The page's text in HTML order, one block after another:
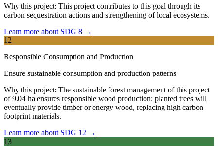
Why this project: This project contributes to this goal through its
carbon sequestration actions and strengthening of local ecosystems.
Learn more about SDG 8 →
12
Responsible Consumption and Production
Ensure sustainable consumption and production patterns
Why this project: The sustainable forest management of this project
of 9.04 ha ensures responsible wood production: planted trees will
eventually provide timber or energy wood, replacing high carbon
footprint materials.
Learn more about SDG 12 →
13